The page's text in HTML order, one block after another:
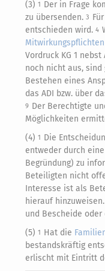
(3) 1 Der in Frage
zu übersenden. 3
entschieden wird. 4
Mitwirkungspflichten
Vordruck KG 1
noch nicht aus,
Bestehen eines
das ADI bzw. über
9 Der Berechtigte
Möglichkeiten
(4) 1 Die
entweder durch
Begründung) zu
Beteiligten nicht
Interesse ist als
hierauf hinzuweisen.
und Bescheide oder
(5) 1 Hat die
bestandskräftig
erlischt mit Eintritt